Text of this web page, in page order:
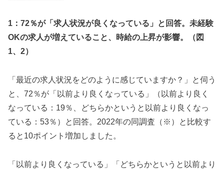
1：72％が「求人状況が良くなっている」と回答。未経験
OKの求人が増えていること、時給の上昇が影響。（図
1、2）
「最近の求人状況をどのように感じていますか？」と伺う
と、72％が「以前より良くなっている」（以前より良く
なっている：19％、どちらかというと以前より良くなっ
ている：53％）と回答。2022年の同調査（※）と比較す
ると10ポイント増加しました。
「以前より良くなっている」「どちらかというと以前より